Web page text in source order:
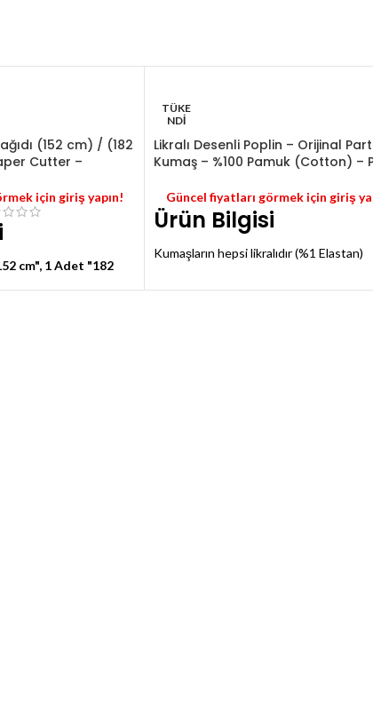
(152 cm) / (182
Cutter –
için giriş yapın!
cm", 1 Adet "182
TÜKE
NDI
Likralı Desenli Poplin – Orijinal
Kumaş – %100 Pamuk (Cotton) –
Güncel fiyatları görmek için giriş
Ürün Bilgisi
Kumaşların hepsi likralıdır (%1 Elastan)
Hatasız orijinal %100 Pamuk (Cotton)